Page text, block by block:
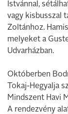
Istvánnal,
vagy kisbusszal
Zoltánhoz.
melyeket a
Udvarházban.
Októberben
Tokaj-Hegyalja
Mindszent Havi
A rendezvény